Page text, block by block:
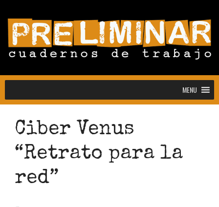
MENU
Convocatoria abierta para la colección
MENU
Ciber Venus
“Retrato para la
red”